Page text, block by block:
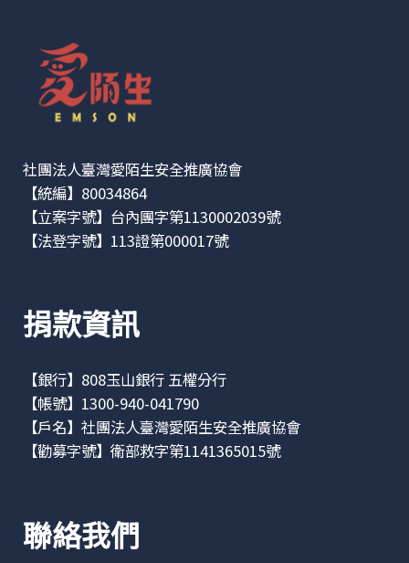
社團法人臺灣愛陌生安全推廣協會
【統編】80034864
【立案字號】台內團字第1130002039號
【法登字號】113證第000017號
捐款資訊
【銀行】808玉山銀行 五權分行
【帳號】1300-940-041790
【戶名】社團法人臺灣愛陌生安全推廣協會
【勸募字號】衛部救字第1141365015號
聯絡我們